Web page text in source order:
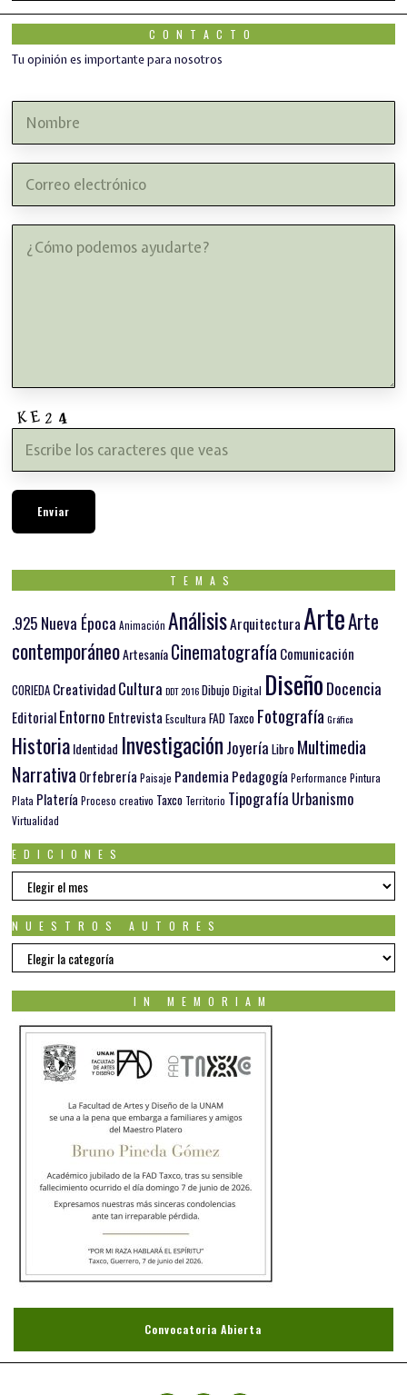
CONTACTO
Tu opinión es importante para nosotros
TEMAS
.925 Nueva Época Animación AnálisisArquitecturaArteArte
contemporáneoArtesaníaCinematografíaComunicación
CORIEDA CreatividadCultura DDT 2016 DibujoDigital DiseñoDocencia
EditorialEntorno Entrevista EsculturaFAD Taxco Fotografía Gráfica
HistoriaIdentidad Investigación Joyería Libro Multimedia
NarrativaOrfebrería Paisaje Pandemia Pedagogía Performance Pintura
Plata Platería Proceso creativo Taxco Territorio Tipografía Urbanismo
Virtualidad
EDICIONES
EDICIONES
NUESTROS AUTORES
Nuestros
autores
IN MEMORIAM
Convocatoria Abierta